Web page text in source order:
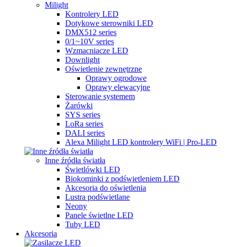
Milight
Kontrolery LED
Dotykowe sterowniki LED
DMX512 series
0/1~10V series
Wzmacniacze LED
Downlight
Oświetlenie zewnętrzne
Oprawy ogrodowe
Oprawy elewacyjne
Sterowanie systemem
Żarówki
SYS series
LoRa series
DALI series
Alexa Milight LED kontrolery WiFi | Pro-LED
Inne źródła światła
Świetlówki LED
Biokominki z podświetleniem LED
Akcesoria do oświetlenia
Lustra podświetlane
Neony
Panele świetlne LED
Tuby LED
Akcesoria